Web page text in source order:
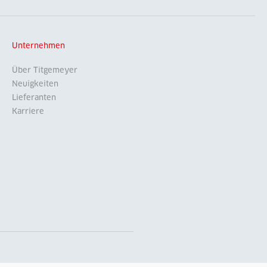
Unternehmen
Über Titgemeyer
Neuigkeiten
Lieferanten
Karriere